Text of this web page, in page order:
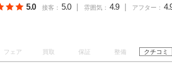
5.0 接客： 5.0 雰囲気： 4.9 アフター：
フェア 買取 保証 整備 クチコミ